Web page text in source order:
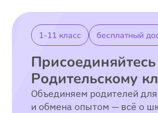
1-11 класс бесплатный
Родительскому
Объединяем родителей
и обмена опытом — всё о